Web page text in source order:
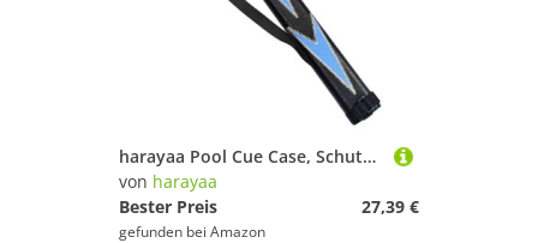
harayaa Pool Cue Case, Schutzbeutel Leicht zu Tragen Kompaktes PU Leichtes Billard Pool Cue Stick Tragetasche, Blau Schwarz
von harayaa
Bester Preis
27,39 €
gefunden bei Amazon